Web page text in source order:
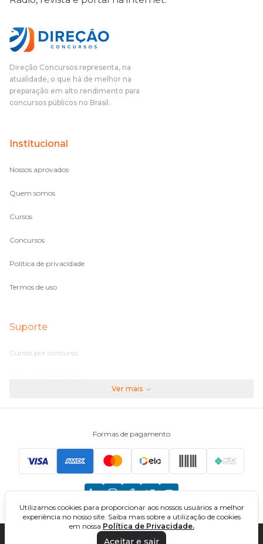
Direção Concursos representa, na
atualidade, o que há de melhor na
preparação em alto rendimento para
concursos públicos no Brasil.
Institucional
Nossos aprovados
Quem somos
Cursos
Concursos
Política de privacidade
Termos de uso
Suporte
Cursos por concurso
Principais Concursos
CNU
TCU
Ver mais
Formas de pagamento
DIREÇÃO CONCURSOS - CURSOS ONLINE PARA CONCURSOS. TODOS OS
Utilizamos cookies para proporcionar aos nossos usuários a melhor
experiência no nosso site. Saiba mais sobre a utilização de cookies
em nossa Política de Privacidade.
Aceitar e sair